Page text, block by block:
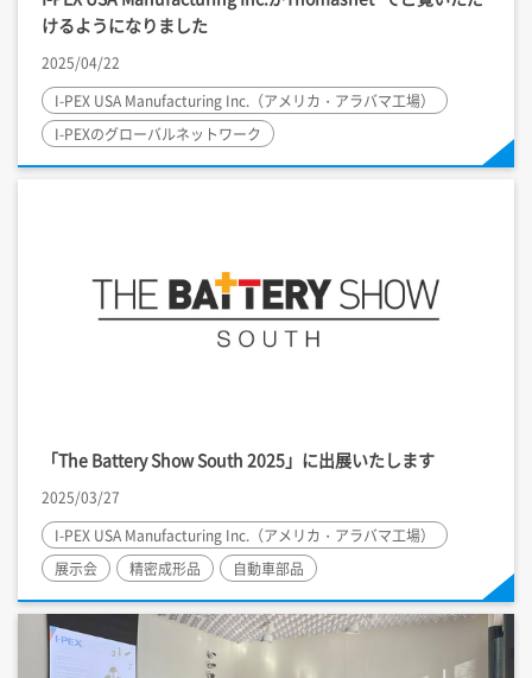
けるようになりました
2025/04/22
I-PEX USA Manufacturing Inc.（アメリカ・アラバマ工場）
I-PEXのグローバルネットワーク
「The Battery Show South 2025」に出展いたします
2025/03/27
I-PEX USA Manufacturing Inc.（アメリカ・アラバマ工場）
展示会
精密成形品 自動車部品